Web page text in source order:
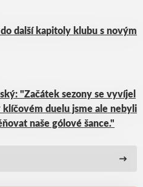
další kapitoly klubu s novým
"Začátek sezony se vyvíjel
duelu jsme ale nebyli
naše gólové šance."